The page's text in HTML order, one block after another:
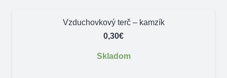
Vzduchovkový terč – kamzík
0,30€
Skladom